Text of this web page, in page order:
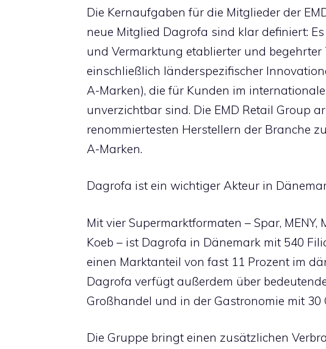
Die Kernaufgaben für die Mitglieder der
neue Mitglied Dagrofa sind klar definiert:
und Vermarktung etablierter und
einschließlich länderspezifischer
A-Marken), die für Kunden im
unverzichtbar sind. Die EMD Retail Group
renommiertesten Herstellern der Branche
A-Marken.
Dagrofa ist ein wichtiger Akteur in
Mit vier Supermarktformaten – Spar, MENY,
Koeb – ist Dagrofa in Dänemark mit 540
einen Marktanteil von fast 11 Prozent im
Dagrofa verfügt außerdem über
Großhandel und in der Gastronomie mit 30
Die Gruppe bringt einen zusätzlichen